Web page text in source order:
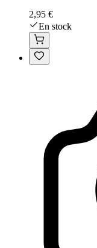
2,95 €
En stock